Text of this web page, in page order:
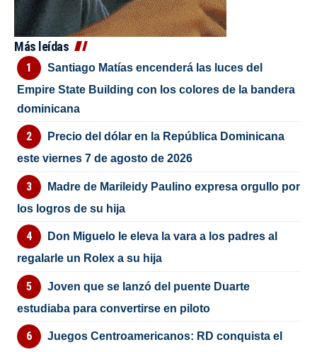
Más leídas
Santiago Matías encenderá las luces del
Empire State Building con los colores de la bandera
dominicana
Precio del dólar en la República Dominicana
este viernes 7 de agosto de 2026
Madre de Marileidy Paulino expresa orgullo por
los logros de su hija
Don Miguelo le eleva la vara a los padres al
regalarle un Rolex a su hija
Joven que se lanzó del puente Duarte
estudiaba para convertirse en piloto
Juegos Centroamericanos: RD conquista el